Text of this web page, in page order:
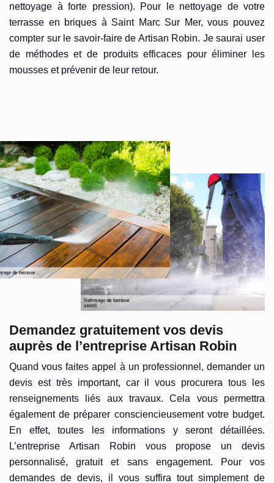
nettoyage à forte pression). Pour le nettoyage de votre
terrasse en briques à Saint Marc Sur Mer, vous pouvez
compter sur le savoir-faire de Artisan Robin. Je saurai user
de méthodes et de produits efficaces pour éliminer les
mousses et prévenir de leur retour.
Demandez gratuitement vos devis
auprès de l’entreprise Artisan Robin
Quand vous faites appel à un professionnel, demander un
devis est très important, car il vous procurera tous les
renseignements liés aux travaux. Cela vous permettra
également de préparer consciencieusement votre budget.
En effet, toutes les informations y seront détaillées.
L’entreprise Artisan Robin vous propose un devis
personnalisé, gratuit et sans engagement. Pour vos
demandes de devis, il vous suffira tout simplement de